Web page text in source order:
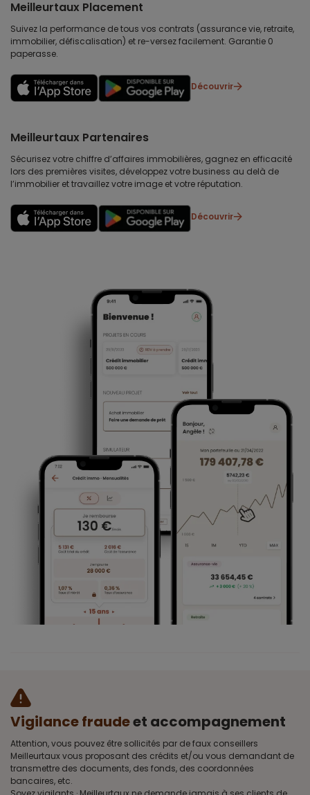
Meilleurtaux Placement
Suivez la performance de tous vos contrats (assurance vie, retraite,
immobilier, défiscalisation) et re-versez facilement. Garantie 0
paperasse.
Découvrir
Meilleurtaux Partenaires
Sécurisez votre chiffre d’affaires immobilières, gagnez en efficacité
lors des premières visites, développez votre business au delà de
l’immobilier et travaillez votre image et votre réputation.
Découvrir
Vigilance fraudeet accompagnement
Attention, vous pouvez être sollicités par de faux conseillers
Meilleurtaux vous proposant des crédits et/ou vous demandant de
transmettre des documents, des fonds, des coordonnées
bancaires, etc.